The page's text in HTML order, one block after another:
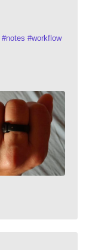
#notes #workflow